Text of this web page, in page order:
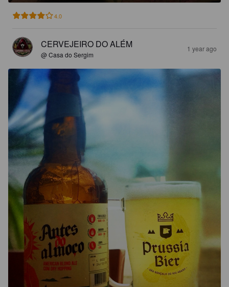
4.0
CERVEJEIRO DO ALÉM
@ Casa do Sergim
1 year ago